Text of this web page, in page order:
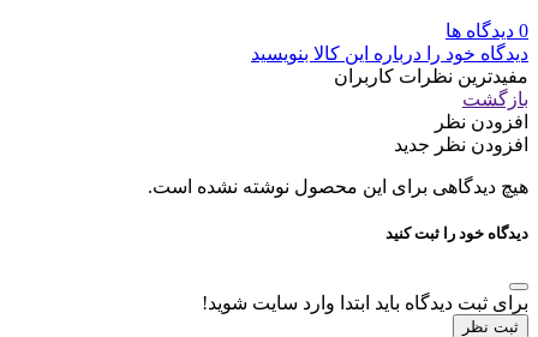
0 دیدگاه ها
دیدگاه خود را درباره این کالا بنویسید
مفیدترین نظرات کاربران
بازگشت
افزودن نظر
افزودن نظر جدید
هیچ دیدگاهی برای این محصول نوشته نشده است.
دیدگاه خود را ثبت کنید
برای ثبت دیدگاه باید ابتدا وارد سایت شوید!
ثبت نظر